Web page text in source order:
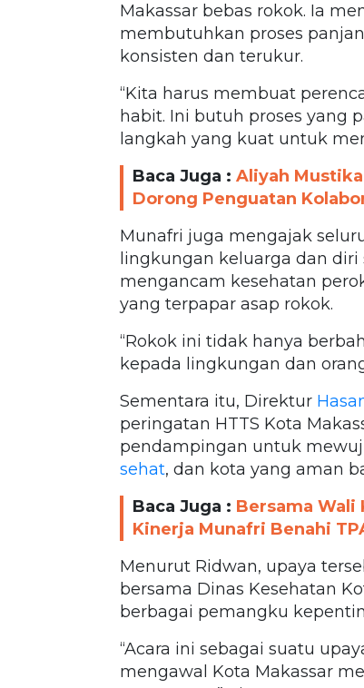
Makassar bebas rokok. Ia
membutuhkan proses
konsisten dan terukur.
“Kita harus membuat
habit. Ini butuh proses yang
langkah yang kuat untuk
Baca Juga : Aliyah
Dorong Penguatan
Munafri juga mengajak
lingkungan keluarga dan
mengancam kesehatan
yang terpapar asap rokok.
“Rokok ini tidak hanya
kepada lingkungan dan
Sementara itu, Direktur
peringatan HTTS Kota
pendampingan untuk
sehat, dan kota yang aman
Baca Juga : Bersama Wali
Kinerja Munafri Benahi
Menurut Ridwan, upaya
bersama Dinas Kesehatan
berbagai pemangku
“Acara ini sebagai suatu
mengawal Kota Makassar